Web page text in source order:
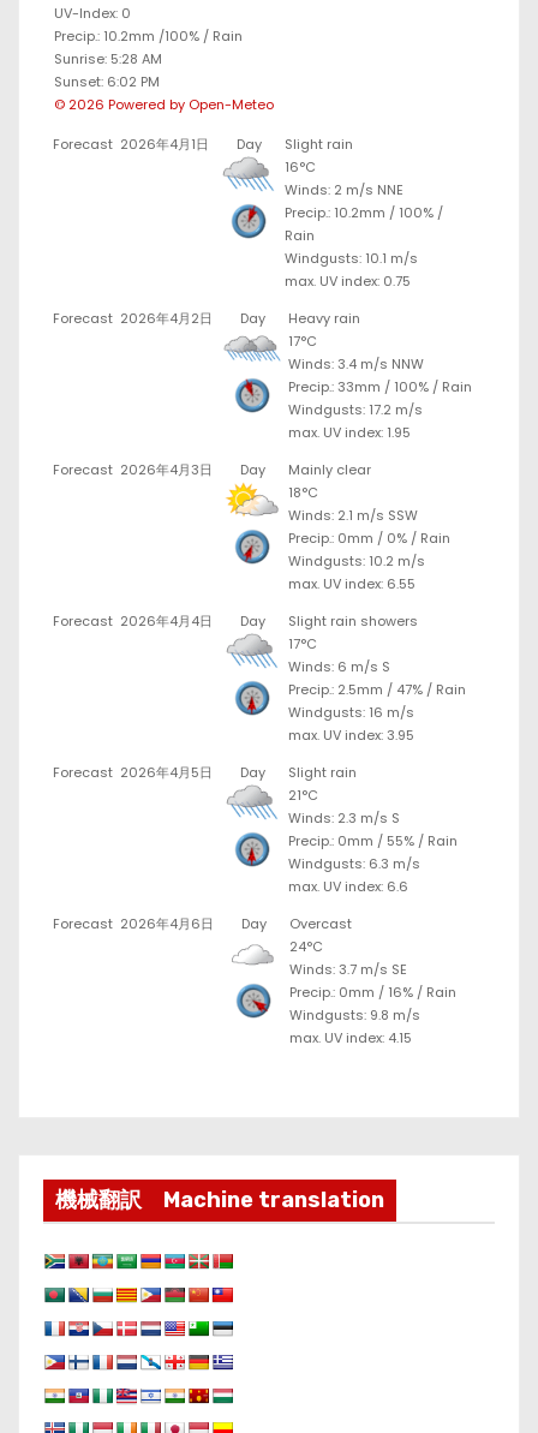
UV-Index: 0
Precip.: 10.2mm /100% / Rain
Sunrise: 5:28 AM
Sunset: 6:02 PM
© 2026 Powered by Open-Meteo
Forecast 2026年4月1日 Day
Slight rain
16°C
Winds: 2 m/s NNE
Precip.: 10.2mm / 100% /
Rain
Windgusts: 10.1 m/s
max. UV index: 0.75
Forecast 2026年4月2日 Day
Heavy rain
17°C
Winds: 3.4 m/s NNW
Precip.:33mm / 100% / Rain
Windgusts: 17.2 m/s
max. UV index: 1.95
Forecast 2026年4月3日 Day
Mainly clear
18°C
Winds: 2.1 m/s SSW
Precip.: 0mm / 0% / Rain
Windgusts: 10.2 m/s
max. UV index: 6.55
Forecast 2026年4月4日 Day
Slight rain showers
17°C
Winds: 6 m/s S
Precip.: 2.5mm / 47% / Rain
Windgusts: 16 m/s
max. UV index: 3.95
Forecast 2026年4月5日 Day
Slight rain
21°C
Winds: 2.3 m/s S
Precip.: 0mm / 55% / Rain
Windgusts: 6.3 m/s
max. UV index: 6.6
Forecast 2026年4月6日 Day
Overcast
24°C
Winds: 3.7 m/s SE
Precip.: 0mm / 16% / Rain
Windgusts: 9.8 m/s
max. UV index: 4.15
機械翻訳 Machine translation